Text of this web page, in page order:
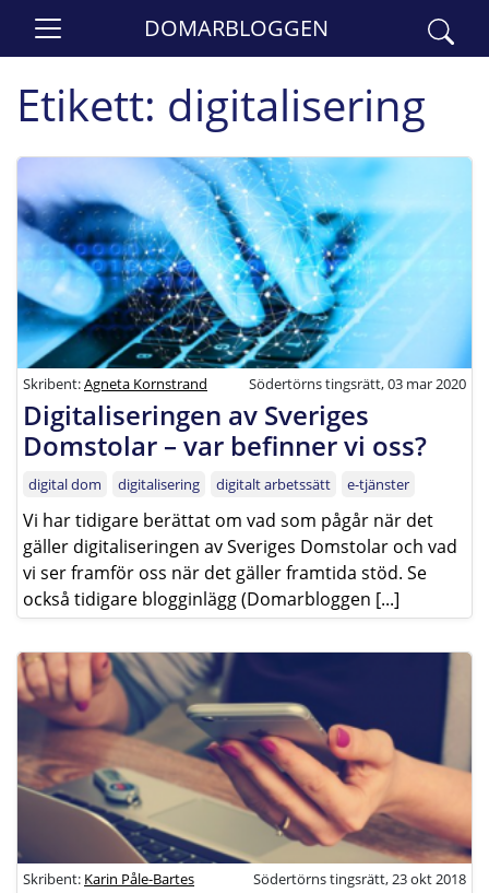
DOMARBLOGGEN
Etikett: digitalisering
Skribent:Agneta Kornstrand Södertörns tingsrätt, 03 mar 2020
Digitaliseringen av Sveriges
Domstolar – var befinner vi oss?
digital dom digitalisering digitalt arbetssätt e-tjänster
Vi har tidigare berättat om vad som pågår när det
gäller digitaliseringen av Sveriges Domstolar och vad
vi ser framför oss när det gäller framtida stöd. Se
också tidigare blogginlägg (Domarbloggen [...]
Skribent: Karin Påle-Bartes Södertörns tingsrätt, 23 okt 2018